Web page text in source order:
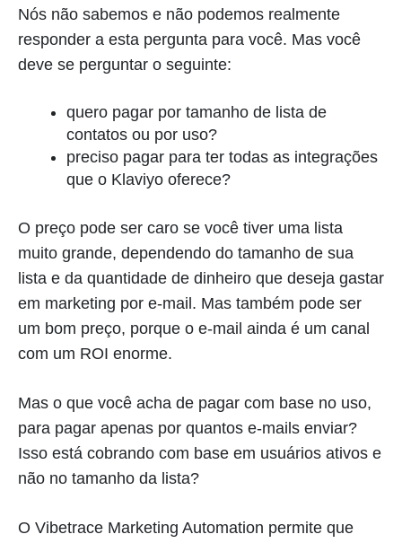
Nós não sabemos e não podemos realmente
responder a esta pergunta para você. Mas você
deve se perguntar o seguinte:
quero pagar por tamanho de lista de
contatos ou por uso?
preciso pagar para ter todas as integrações
que o Klaviyo oferece?
O preço pode ser caro se você tiver uma lista
muito grande, dependendo do tamanho de sua
lista e da quantidade de dinheiro que deseja gastar
em marketing por e-mail. Mas também pode ser
um bom preço, porque o e-mail ainda é um canal
com um ROI enorme.
Mas o que você acha de pagar com base no uso,
para pagar apenas por quantos e-mails enviar?
Isso está cobrando com base em usuários ativos e
não no tamanho da lista?
O Vibetrace Marketing Automation permite que